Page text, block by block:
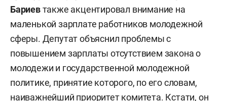
Бариевтакже акцентировал внимание на
маленькой зарплате работников молодежной
сферы. Депутат объяснил проблемы с
повышением зарплаты отсутствием закона о
молодежи и государственной молодежной
политике, принятие которого, по его словам,
наиважнейший приоритет комитета. Кстати, он